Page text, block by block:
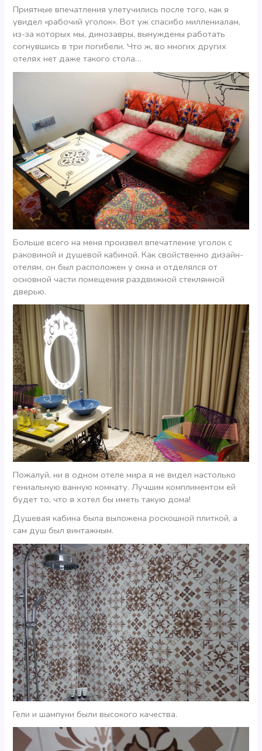
Приятные впечатления улетучились после того, как я
увидел «рабочий уголок». Вот уж спасибо миллениалам,
из-за которых мы, динозавры, вынуждены работать
согнувшись в три погибели. Что ж, во многих других
отелях нет даже такого стола…
Больше всего на меня произвел впечатление уголок с
раковиной и душевой кабиной. Как свойственно дизайн-
отелям, он был расположен у окна и отделялся от
основной части помещения раздвижной стеклянной
дверью.
Пожалуй, ни в одном отеле мира я не видел настолько
гениальную ванную комнату. Лучшим комплиментом ей
будет то, что я хотел бы иметь такую дома!
Душевая кабина была выложена роскошной плиткой, а
сам душ был винтажным.
Гели и шампуни были высокого качества.